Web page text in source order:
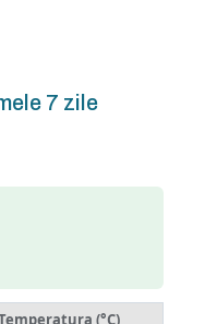
7 zile
(°C)